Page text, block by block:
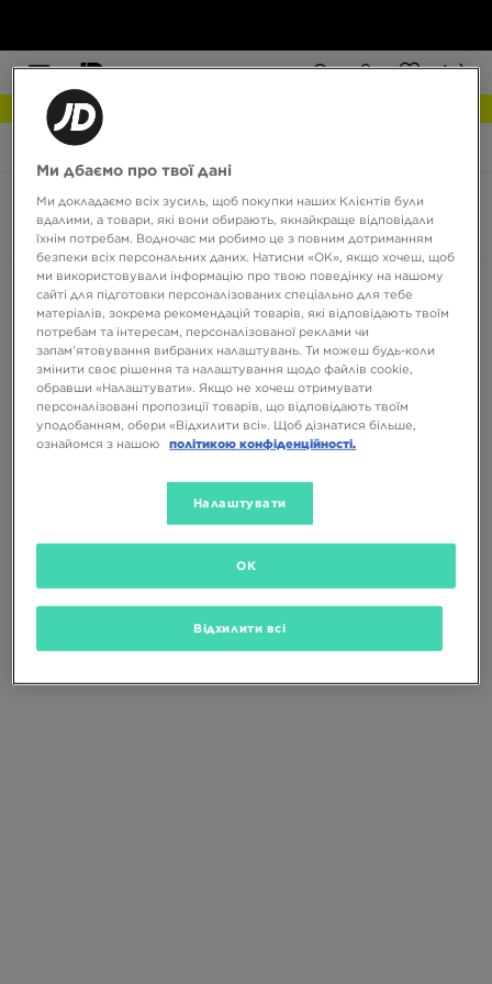
JD Sports
Nike Downshifter
0 товарів
Сортувати:Рекомендовані Фільтрувати
вибрані фільтри
Ми дбаємо про твої дані
Ми докладаємо всіх зусиль, щоб покупки наших Клієнтів були
вдалими, а товари, які вони обирають, якнайкраще відповідали
їхнім потребам. Водночас ми робимо це з повним дотриманням
безпеки всіх персональних даних. Натисни «OK», якщо хочеш, щоб
ми використовували інформацію про твою поведінку на нашому
сайті для підготовки персоналізованих спеціально для тебе
матеріалів, зокрема рекомендацій товарів, які відповідають твоїм
потребам та інтересам, персоналізованої реклами чи
запам’ятовування вибраних налаштувань. Ти можеш будь-коли
змінити своє рішення та налаштування щодо файлів cookie,
обравши «Налаштувати». Якщо не хочеш отримувати
персоналізовані пропозиції товарів, що відповідають твоїм
уподобанням, обери «Відхилити всі». Щоб дізнатися більше,
ознайомся з нашою
політикою конфіденційності.
Налаштувати
Відхилити всі
OK